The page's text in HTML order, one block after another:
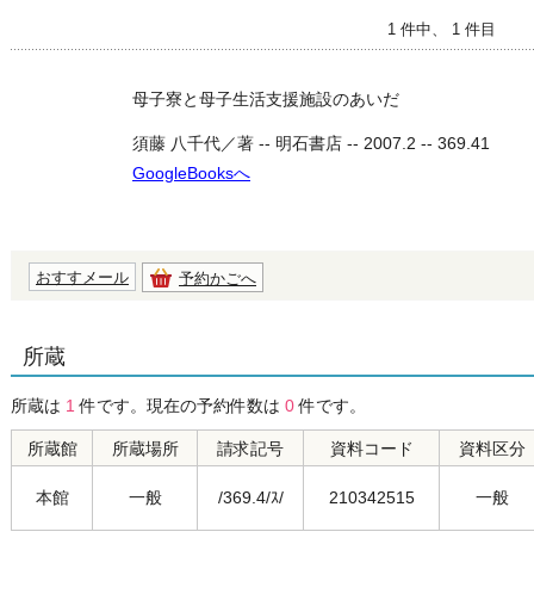
1 件中、 1 件目
母子寮と母子生活支援施設のあいだ
須藤 八千代／著 -- 明石書店 -- 2007.2 -- 369.41
GoogleBooksへ
おすすメール 予約かごへ
所蔵
所蔵は 1 件です。現在の予約件数は 0件です。
所蔵館 所蔵場所 請求記号 資料コード 資料区分
本館 一般 /369.4/ｽ/ 210342515 一般